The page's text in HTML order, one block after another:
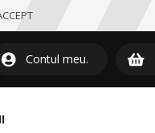
Contul meu.